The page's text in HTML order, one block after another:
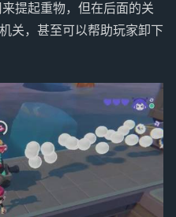
提起重物，但在后面的关
关，甚至可以帮助玩家卸下